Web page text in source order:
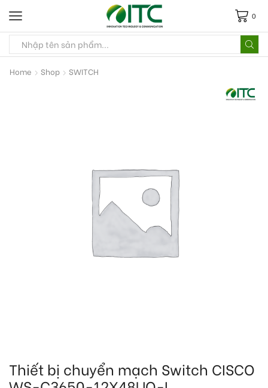
0
Home Shop SWITCH
Thiết bị chuyển mạch Switch CISCO